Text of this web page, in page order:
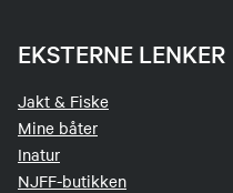
EKSTERNE LENKER
Jakt & Fiske
Mine båter
Inatur
NJFF-butikken